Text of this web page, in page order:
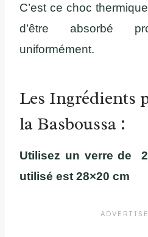
C’est ce choc
d’être absorbé
uniformément.
Les Ingrédients
la Basboussa :
Utilisez un verre de
utilisé est 28×20 cm